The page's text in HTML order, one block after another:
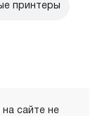
принтеры
сайте не